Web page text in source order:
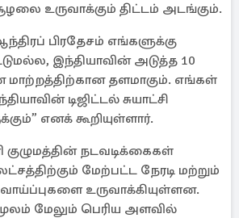
உருவாக்கும் திட்டம் அடங்கும்.
பிரதேசம் எங்களுக்கு
இந்தியாவின் அடுத்த 10
தளமாகும். எங்கள்
டிஜிட்டல் சுயாட்சி
எனக் கூறியுள்ளார்.
நடவடிக்கைகள்
மேற்பட்ட நேரடி மற்றும்
உருவாக்கியுள்ளன.
மேலும் பெரிய அளவில்